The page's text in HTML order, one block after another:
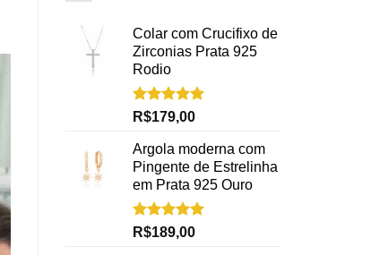
Colar com Crucifixo de
Zirconias Prata 925
Rodio
Avaliação
R$179,00
Argola moderna com
Pingente de Estrelinha
em Prata 925 Ouro
Avaliação
R$189,00